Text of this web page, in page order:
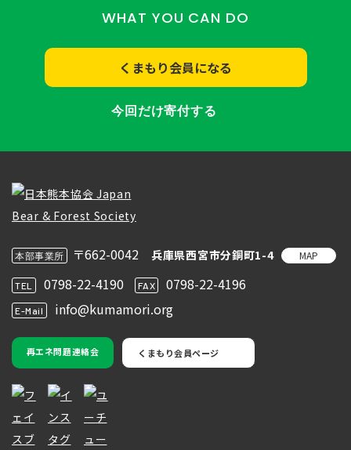
WHAT YOU CAN DO
くまもり会員になる
今回だけ寄付する
本部事業所 〒662-0042 兵庫県西宮市分銅町1-4 MAP
TEL 0798-22-4190 FAX 0798-22-4196
E-Mail info@kumamori.org
再エネ問題連絡会 くまもり会員ページ